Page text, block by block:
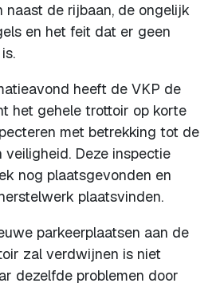
naast de rijbaan, de ongelijk
en het feit dat er geen
heeft de VKP de
het gehele trottoir op korte
met betrekking tot de
veiligheid. Deze inspectie
nog plaatsgevonden en
plaatsvinden.
parkeerplaatsen aan de
zal verdwijnen is niet
dezelfde problemen door